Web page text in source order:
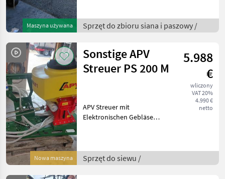
Maszyna używana
Breitreifen,
Dämpfungsstreben, auch
auf Lager v
Sprzęt do zbioru siana i paszowy /
Nowa maszyna
Sonstige APV
Streuer PS 200 M
5.988
€
wliczony
VAT 20%
4.990 €
netto
APV Streuer mit
Elektronischen Gebläse
do siewu Uniwersalne
maszyny
Sprzęt do siewu /